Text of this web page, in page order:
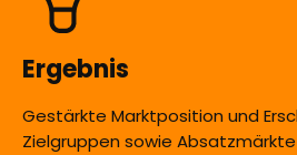
Ergebnis
Gestärkte Marktposition und
Zielgruppen sowie Absatzmärkte